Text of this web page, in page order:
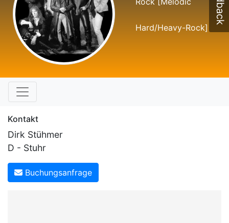
Hard/Heavy-Rock]
Kontakt
Dirk Stühmer
D - Stuhr
Buchungsanfrage